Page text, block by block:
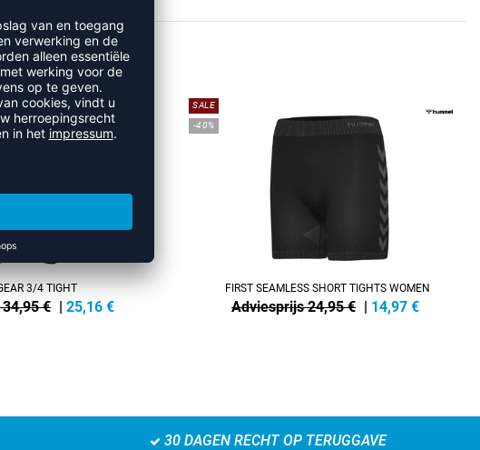
3/4 TIGHT
€ | 25,16 €
SALE
-40%
FIRST SEAMLESS SHORT TIGHTS WOMEN
Adviesprijs 24,95 € | 14,97 €
30 DAGEN RECHT OP TERUGGAVE